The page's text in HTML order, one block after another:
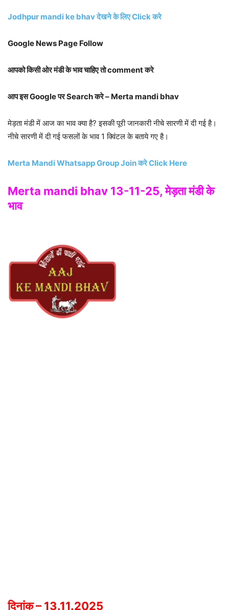
Jodhpur mandi ke bhav देखने के लिए Click करे
Google News Page Follow
आपको किसी ओर मंडी के भाव चाहिए तो comment करे
आप इस Google पर Search करे – Merta mandi bhav
मेड़ता मंडी में आज का भाव क्या है? इसकी पूरी जानकारी नीचे सारणी में दी गई है।
नीचे सारणी में दी गई फसलों के भाव 1 क्विंटल के बताये गए है।
Merta Mandi Whatsapp Group Join करे Click Here
Merta mandi bhav 13-11-25, मेड़ता मंडी के
भाव
दिनांक – 13.11.2025